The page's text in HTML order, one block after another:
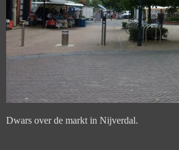
Dwars over de markt in Nijverdal.